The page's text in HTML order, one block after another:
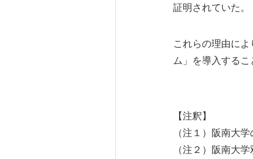
証明されていた。
これらの理由に
ム」を導入するこ
【注釈】
（注１）阪南大
（注２）阪南大